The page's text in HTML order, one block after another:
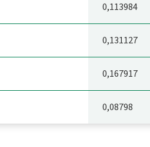
0,113984
0,131127
0,167917
0,08798